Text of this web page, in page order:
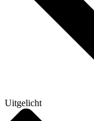
Uitgelicht